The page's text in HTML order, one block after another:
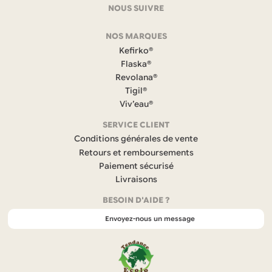
NOUS SUIVRE
a
c
e
b
o
o
k
s
’
u
v
r
d
a
n
u
n
n
NOS MARQUES
Kefirko®
Flaska®
Revolana®
Tigil®
Viv’eau®
SERVICE CLIENT
Conditions générales de vente
Retours et remboursements
Paiement sécurisé
Livraisons
BESOIN D'AIDE ?
Envoyez-nous un message